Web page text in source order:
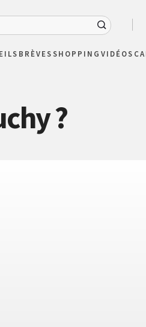
BRÈVESSHOPPING VIDÉOS
?